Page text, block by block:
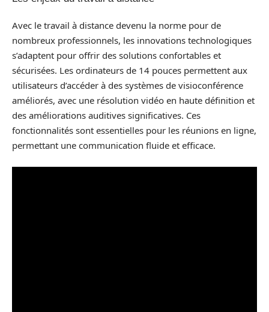
Avec le travail à distance devenu la norme pour de
nombreux professionnels, les innovations technologiques
s’adaptent pour offrir des solutions confortables et
sécurisées. Les ordinateurs de 14 pouces permettent aux
utilisateurs d’accéder à des systèmes de visioconférence
améliorés, avec une résolution vidéo en haute définition et
des améliorations auditives significatives. Ces
fonctionnalités sont essentielles pour les réunions en ligne,
permettant une communication fluide et efficace.